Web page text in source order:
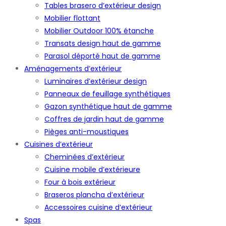
Tables brasero d’extérieur design
Mobilier flottant
Mobilier Outdoor 100% étanche
Transats design haut de gamme
Parasol déporté haut de gamme
Aménagements d’extérieur
Luminaires d’extérieur design
Panneaux de feuillage synthétiques
Gazon synthétique haut de gamme
Coffres de jardin haut de gamme
Pièges anti-moustiques
Cuisines d’extérieur
Cheminées d’extérieur
Cuisine mobile d’extérieure
Four à bois extérieur
Braseros plancha d’extérieur
Accessoires cuisine d’extérieur
Spas